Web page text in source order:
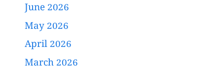
June 2026
May 2026
April 2026
March 2026